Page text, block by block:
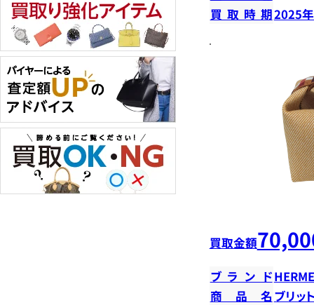
買取時期2025
買取金額
ブランド
商品名 ブリッ